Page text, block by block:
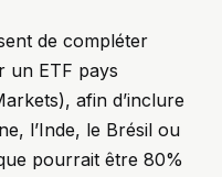
de compléter
un ETF pays
afin d’inclure
l’Inde, le Brésil ou
pourrait être 80%